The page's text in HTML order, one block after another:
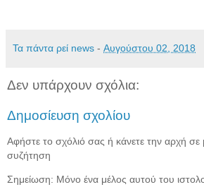
Τα πάντα ρεί news - Αυγούστου 02, 2018
Δεν υπάρχουν σχόλια:
Δημοσίευση σχολίου
Αφήστε το σχόλιό σας ή κάνετε την αρχή σε
συζήτηση
Σημείωση: Μόνο ένα μέλος αυτού του